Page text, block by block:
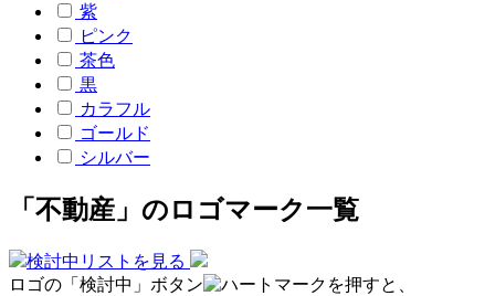
紫
ピンク
茶色
黒
カラフル
ゴールド
シルバー
「不動産」のロゴマーク一覧
検討中リストを見る
ロゴの「検討中」ボタン
を押すと、